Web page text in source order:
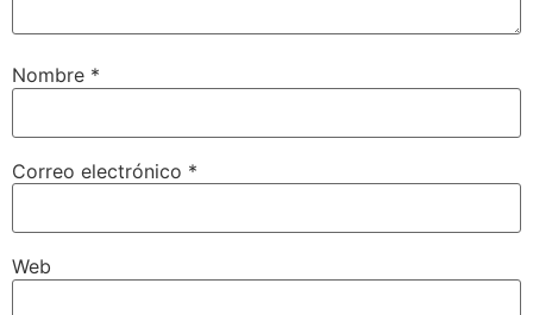
Nombre *
Correo electrónico *
Web